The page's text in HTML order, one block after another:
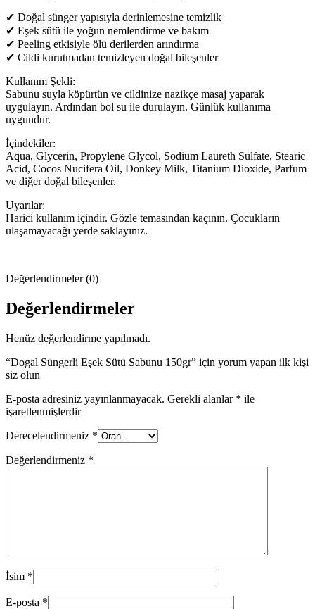
✔ Doğal sünger yapısıyla derinlemesine temizlik
✔ Eşek sütü ile yoğun nemlendirme ve bakım
✔ Peeling etkisiyle ölü derilerden arındırma
✔ Cildi kurutmadan temizleyen doğal bileşenler
Kullanım Şekli:
Sabunu suyla köpürtün ve cildinize nazikçe masaj yaparak
uygulayın. Ardından bol su ile durulayın. Günlük kullanıma
uygundur.
İçindekiler:
Aqua, Glycerin, Propylene Glycol, Sodium Laureth Sulfate, Stearic
Acid, Cocos Nucifera Oil, Donkey Milk, Titanium Dioxide, Parfum
ve diğer doğal bileşenler.
Uyarılar:
Harici kullanım içindir. Gözle temasından kaçının. Çocukların
ulaşamayacağı yerde saklayınız.
Değerlendirmeler (0)
Değerlendirmeler
Henüz değerlendirme yapılmadı.
“Dogal Süngerli Eşek Sütü Sabunu 150gr” için yorum yapan ilk kişi
siz olun
E-posta adresiniz yayınlanmayacak. Gerekli alanlar * ile
işaretlenmişlerdir
Derecelendirmeniz *
Değerlendirmeniz *
İsim *
E-posta *